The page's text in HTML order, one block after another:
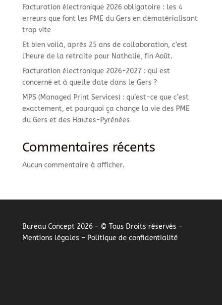
Facturation électronique 2026 obligatoire : les 4
erreurs que font les PME du Gers en dématérialisant
trop vite
Et bien voilà, après 25 ans de collaboration, c’est
l’heure de la retraite pour Nathalie, fin Août.
Facturation électronique 2026-2027 : qui est
concerné et à quelle date dans le Gers ?
MPS (Managed Print Services) : qu’est-ce que c’est
exactement, et pourquoi ça change la vie des PME
du Gers et des Hautes-Pyrénées
Commentaires récents
Aucun commentaire à afficher.
Bureau Concept 2026 – © Tous Droits réservés –
Mentions légales – Politique de confidentialité